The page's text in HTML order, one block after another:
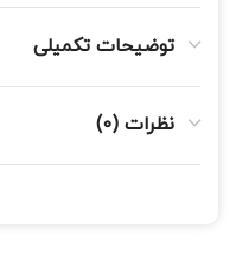
توضیحات تکمیلی
نظرات (0)